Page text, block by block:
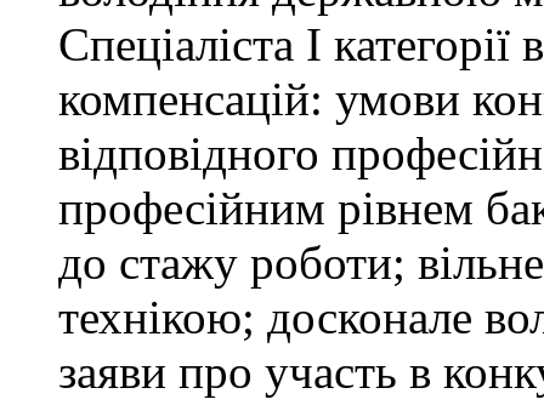
Спеціаліста І
компенсацій: умови
відповідного
професійним рівнем
до стажу роботи;
технікою; досконале
заяви про участь в